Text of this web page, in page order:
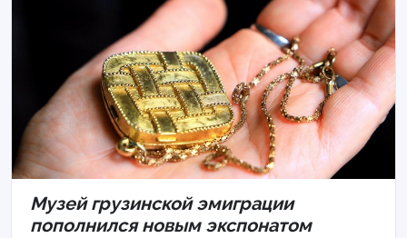
Музей грузинской эмиграции
пополнился новым экспонатом